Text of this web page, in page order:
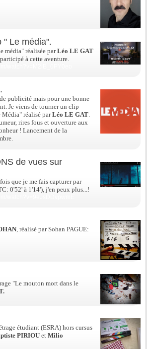
" Le média".
média" réalisée parLéo LE GAT
à cette aventure.
publicité mais pour une bonne
Je viens de tourner un clip
réalisé parLéo LE GAT
rires fous et ouverture aux
! Lancement de la
de vues sur
que je me fais capturer par
0'52' à 1'14'), j'en peux plus...!
, réalisé par Sohan PAGUE:
"Le mouton mort dans le
étudiant (ESRA) hors cursus
PIRIOUet Milio